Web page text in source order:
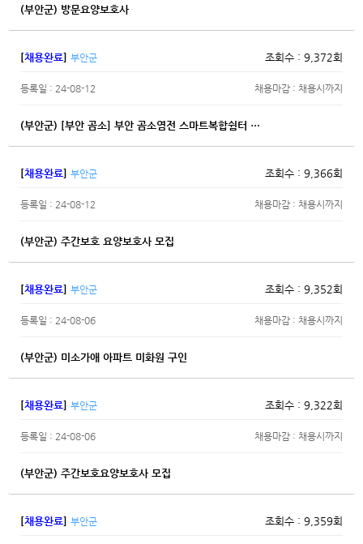
(부안군) 방문요양보호사
[채용완료] 부안군 조회수 : 9,372회
등록일 : 24-08-12 채용마감 : 채용시까지
(부안군) [부안 곰소] 부안 곰소염전 스마트복합쉼터 …
[채용완료] 부안군 조회수 : 9,366회
등록일 : 24-08-12 채용마감 : 채용시까지
(부안군) 주간보호 요양보호사 모집
[채용완료] 부안군 조회수 : 9,352회
등록일 : 24-08-06 채용마감 : 채용시까지
(부안군) 미소가애 아파트 미화원 구인
[채용완료] 부안군 조회수 : 9,322회
등록일 : 24-08-06 채용마감 : 채용시까지
(부안군) 주간보호요양보호사 모집
[채용완료] 부안군 조회수 : 9,359회